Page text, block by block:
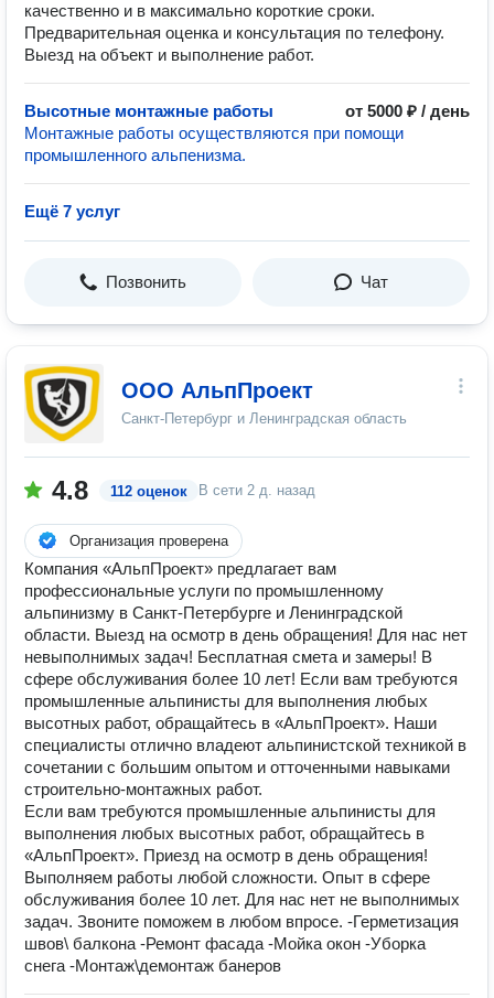
качественно и в максимально короткие сроки.
Предварительная оценка и консультация по телефону.
Выезд на объект и выполнение работ.
Высотные монтажные работы
от 5000 ₽ / день
Монтажные работы осуществляются при помощи
промышленного альпенизма.
Ещё 7 услуг
Позвонить Чат
ООО АльпПроект
Санкт-Петербург и Ленинградская область
4.8 112 оценок В сети 2 д. назад
Организация проверена
Компания «АльпПроект» предлагает вам
профессиональные услуги по промышленному
альпинизму в Санкт-Петербурге и Ленинградской
области. Выезд на осмотр в день обращения! Для нас нет
невыполнимых задач! Бесплатная смета и замеры! В
сфере обслуживания более 10 лет! Если вам требуются
промышленные альпинисты для выполнения любых
высотных работ, обращайтесь в «АльпПроект». Наши
специалисты отлично владеют альпинистской техникой в
сочетании с большим опытом и отточенными навыками
строительно-монтажных работ.
Если вам требуются промышленные альпинисты для
выполнения любых высотных работ, обращайтесь в
«АльпПроект». Приезд на осмотр в день обращения!
Выполняем работы любой сложности. Опыт в сфере
обслуживания более 10 лет. Для нас нет не выполнимых
задач. Звоните поможем в любом впросе. -Герметизация
швов\ балкона -Ремонт фасада -Мойка окон -Уборка
снега -Монтаж\демонтаж банеров